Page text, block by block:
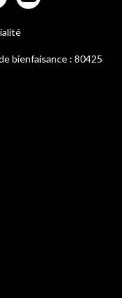
bienfaisance : 80425